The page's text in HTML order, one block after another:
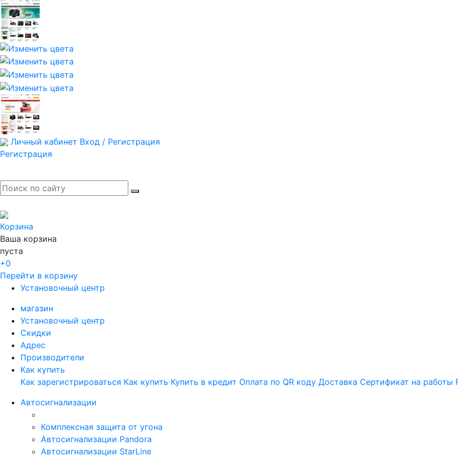
Личный кабинет Вход / Регистрация
Регистрация
Корзина
Ваша корзина
пуста
+0
Перейти в корзину
Установочный центр
магазин
Установочный центр
Скидки
Адрес
Производители
Как купить
Как зарегистрироваться Как купить Купить в кредит Оплата по QR коду Доставка Сертификат на работы
Автосигнализации
Комплексная защита от угона
Автосигнализации Pandora
Автосигнализации StarLine